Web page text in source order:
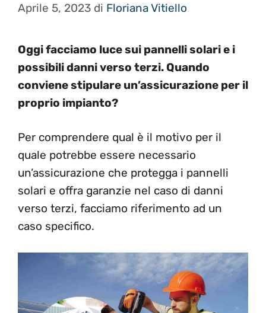
Aprile 5, 2023 di Floriana Vitiello
Oggi facciamo luce sui pannelli solari e i
possibili danni verso terzi. Quando
conviene stipulare un’assicurazione per il
proprio impianto?
Per comprendere qual è il motivo per il
quale potrebbe essere necessario
un’assicurazione che protegga i pannelli
solari e offra garanzie nel caso di danni
verso terzi, facciamo riferimento ad un
caso specifico.